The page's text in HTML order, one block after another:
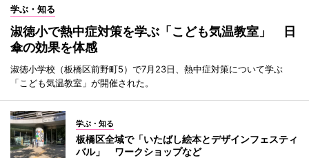
学ぶ・知る
淑徳小で熱中症対策を学ぶ「こども気温教室」 日
傘の効果を体感
淑徳小学校（板橋区前野町5）で7月23日、熱中症対策について学ぶ
「こども気温教室」が開催された。
学ぶ・知る
板橋区全域で「いたばし絵本とデザインフェスティ
バル」 ワークショップなど